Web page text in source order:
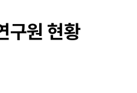
구원 현황